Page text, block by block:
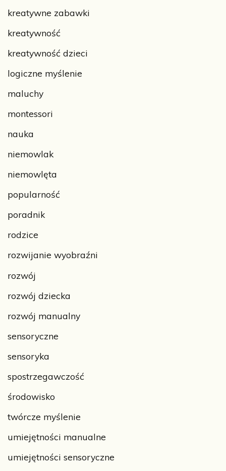
kreatywne zabawki
kreatywność
kreatywność dzieci
logiczne myślenie
maluchy
montessori
nauka
niemowlak
niemowlęta
popularność
poradnik
rodzice
rozwijanie wyobraźni
rozwój
rozwój dziecka
rozwój manualny
sensoryczne
sensoryka
spostrzegawczość
środowisko
twórcze myślenie
umiejętności manualne
umiejętności sensoryczne